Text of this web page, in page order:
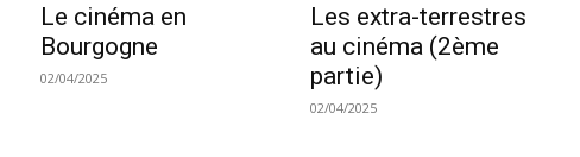
Le cinéma en
Bourgogne
02/04/2025
Les extra-terrestres
au cinéma (2ème
partie)
02/04/2025